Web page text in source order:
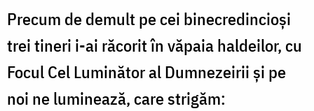
Precum de demult pe cei binecredincioşi
trei tineri i-ai răcorit în văpaia haldeilor, cu
Focul Cel Luminător al Dumnezeirii şi pe
noi ne luminează, care strigăm: